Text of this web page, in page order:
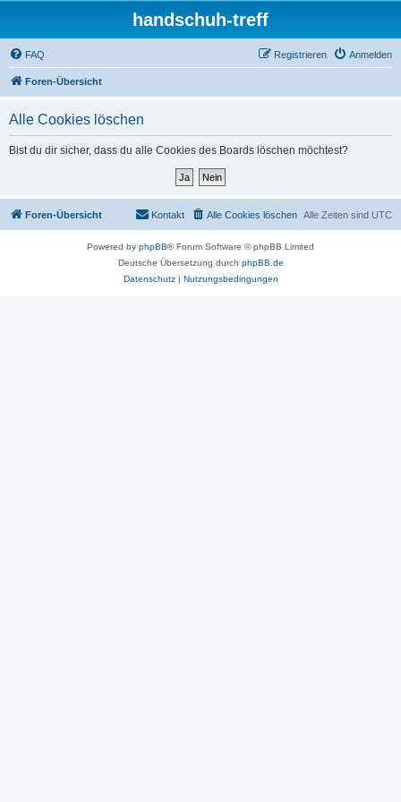
handschuh-treff
FAQ Anmelden
Registrieren
Foren-Übersicht
Alle Cookies löschen
Bist du dir sicher, dass du alle Cookies des Boards löschen möchtest?
Foren-Übersicht Alle Zeiten sind UTC
Alle Cookies löschen
Kontakt
Powered by phpBB® Forum Software © phpBB Limited
Deutsche Übersetzung durch phpBB.de
Datenschutz| Nutzungsbedingungen